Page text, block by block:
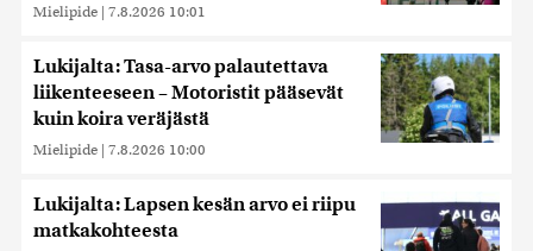
Mielipide | 7.8.2026 10:01
Lukijalta: Tasa-arvo palautettava
liikenteeseen – Motoristit pääsevät
kuin koira veräjästä
Mielipide | 7.8.2026 10:00
Lukijalta: Lapsen kesän arvo ei riipu
matkakohteesta